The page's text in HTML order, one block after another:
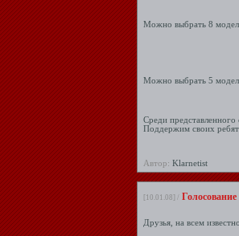
Можно выбрать 8
Можно выбрать 5
Среди представленного
Поддержим своих
Автор: Klarnetist
[10.01.08] /
Друзья, на всем